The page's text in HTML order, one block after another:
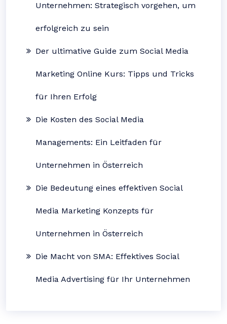
Unternehmen: Strategisch vorgehen, um
erfolgreich zu sein
Der ultimative Guide zum Social Media
Marketing Online Kurs: Tipps und Tricks
für Ihren Erfolg
Die Kosten des Social Media
Managements: Ein Leitfaden für
Unternehmen in Österreich
Die Bedeutung eines effektiven Social
Media Marketing Konzepts für
Unternehmen in Österreich
Die Macht von SMA: Effektives Social
Media Advertising für Ihr Unternehmen